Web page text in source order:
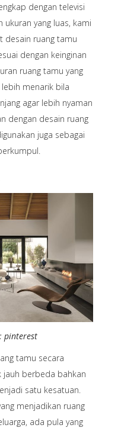
dengan televisi
ukuran yang luas, kami
desain ruang tamu
dengan keinginan
ruang tamu yang
menarik bila
agar lebih nyaman
dengan desain ruang
juga sebagai
pinterest
tamu secara
berbeda bahkan
satu kesatuan.
menjadikan ruang
ada pula yang